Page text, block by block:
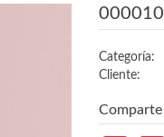
000010
Categoría:
Cliente:
Comparte